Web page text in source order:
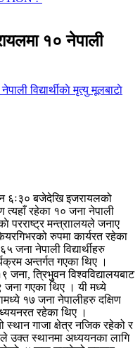
१० नेपाली
मूलबाटाे
६ः३० बजेदेखि इजरायलको
त्यहाँ रहेका १० जना नेपाली
परराष्ट्र मन्त्राालयले जनाए
रुपमा कार्यरत रहेका
नेपाली विद्यार्थीहरु
अन्तर्गत गएका थिए ।
जना, त्रिभुुवन विश्वविद्यालयबाट
जना गएका थिए । यी मध्ये
१७ जना नेपालीहरु दक्षिण
रहेका थिए ।
स्थान गाजा क्षेत्र नजिक रहेको र
उक्त स्थानमा अध्ययनका लागि